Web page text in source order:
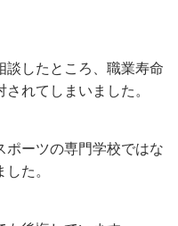
談したところ、職業寿命
れてしまいました。
ポーツの専門学校ではな
た。